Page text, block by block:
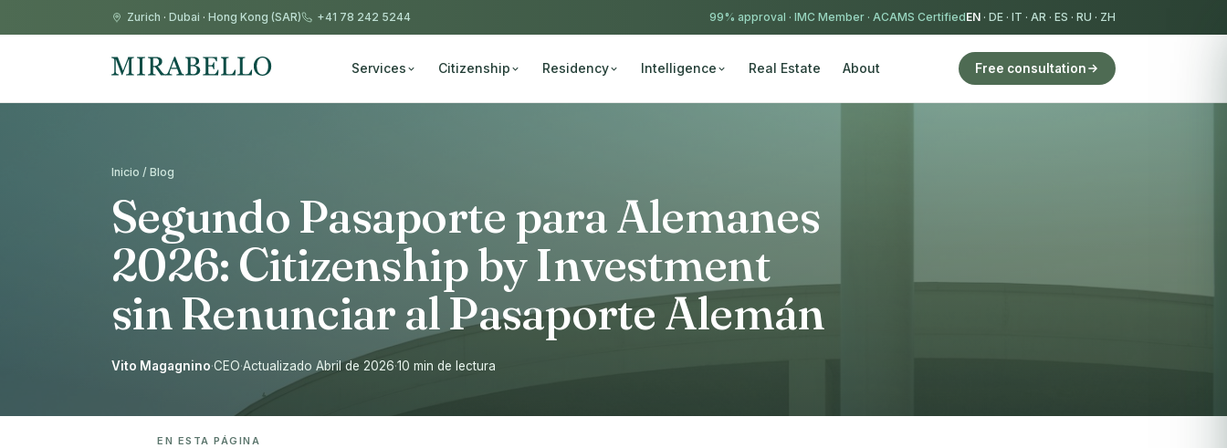
Zurich · Dubai · Hong Kong (SAR) +41 78 242 5244 99% approval · IMC Member · ACAMS CertifiedEN · DE · IT · AR · ES · RU · ZH
Services Citizenship Residency Intelligence Real Estate About Free consultation
Inicio / Blog
Segundo Pasaporte para Alemanes
2026: Citizenship by Investment
sin Renunciar al Pasaporte Alemán
Vito Magagnino·CEO·Actualizado Abril de 2026·10 min de lectura
EN ESTA PÁGINA